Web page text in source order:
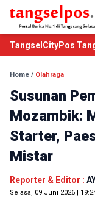
TangselCityPos
Home / Olahraga
Susunan
Mozambik:
Starter,
Mistar
Reporter & Editor :
Selasa, 09 Juni 2026 |